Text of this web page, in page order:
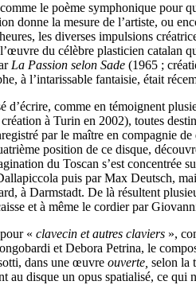
le poème symphonique pour
donne la mesure de l’artiste, ou
les diverses impulsions
du célèbre plasticien catalan
La Passion selon Sade (1965 ;
à l’intarissable fantaisie, était
d’écrire, comme en témoignent
à Turin en 2002), toutes
par le maître en compagnie
position de ce disque,
du Toscan s’est concentrée
puis par Max Deutsch,
à Darmstadt. De là résultent
et à même le cordier par
pour « clavecin et autres claviers »,
et Debora Petrina, le
dans une œuvre ouverte, selon la
au disque un opus spatialisé, ce qui